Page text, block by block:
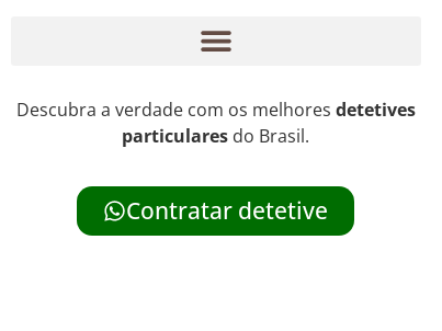
Descubra a verdade com os melhores detetives
particulares do Brasil.
Contratar detetive